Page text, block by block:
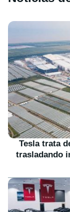
Tesla trata
trasladando